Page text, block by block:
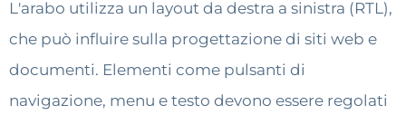
L'arabo utilizza un layout da destra a sinistra (RTL),
che può influire sulla progettazione di siti web e
documenti. Elementi come pulsanti di
navigazione, menu e testo devono essere regolati